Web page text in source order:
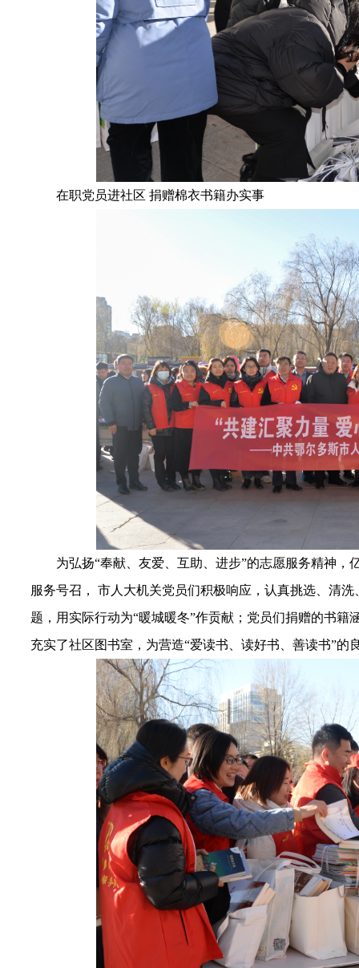
在职党员进社区 捐赠棉衣书籍办实事
为弘扬“奉献、友爱、互助、进步”的志愿服务精神
服务号召， 市人大机关党员们积极响应，认真挑选、清
题，用实际行动为“暖城暖冬”作贡献；党员们捐赠的书籍
充实了社区图书室， 为营造“爱读书、读好书、善读书”的